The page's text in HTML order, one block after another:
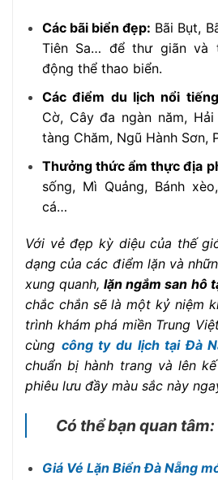
Các bãi biển đẹp: Bãi Bụt,
Tiên Sa… để thư giãn và
động thể thao biển.
Các điểm du lịch nổi
Cờ, Cây đa ngàn năm,
tàng Chăm, Ngũ Hành Sơn,
Thưởng thức ẩm thực địa
sống, Mì Quảng, Bánh
cá…
Với vẻ đẹp kỳ diệu của thế
dạng của các điểm lặn và
xung quanh,lặn ngắm san hô
chắc chắn sẽ là một kỷ niệm
trình khám phá miền Trung
cùng công ty du lịch tại Đà
chuẩn bị hành trang và lên
phiêu lưu đầy màu sắc này
Có thể bạn quan tâm:
Giá Vé Lặn Biển Đà Nẵng